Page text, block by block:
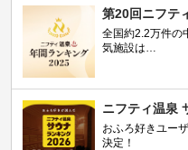
第20回ニフテ
全国約2.2万件の
気施設は…
ニフティ温泉
おふろ好きユー
決定！